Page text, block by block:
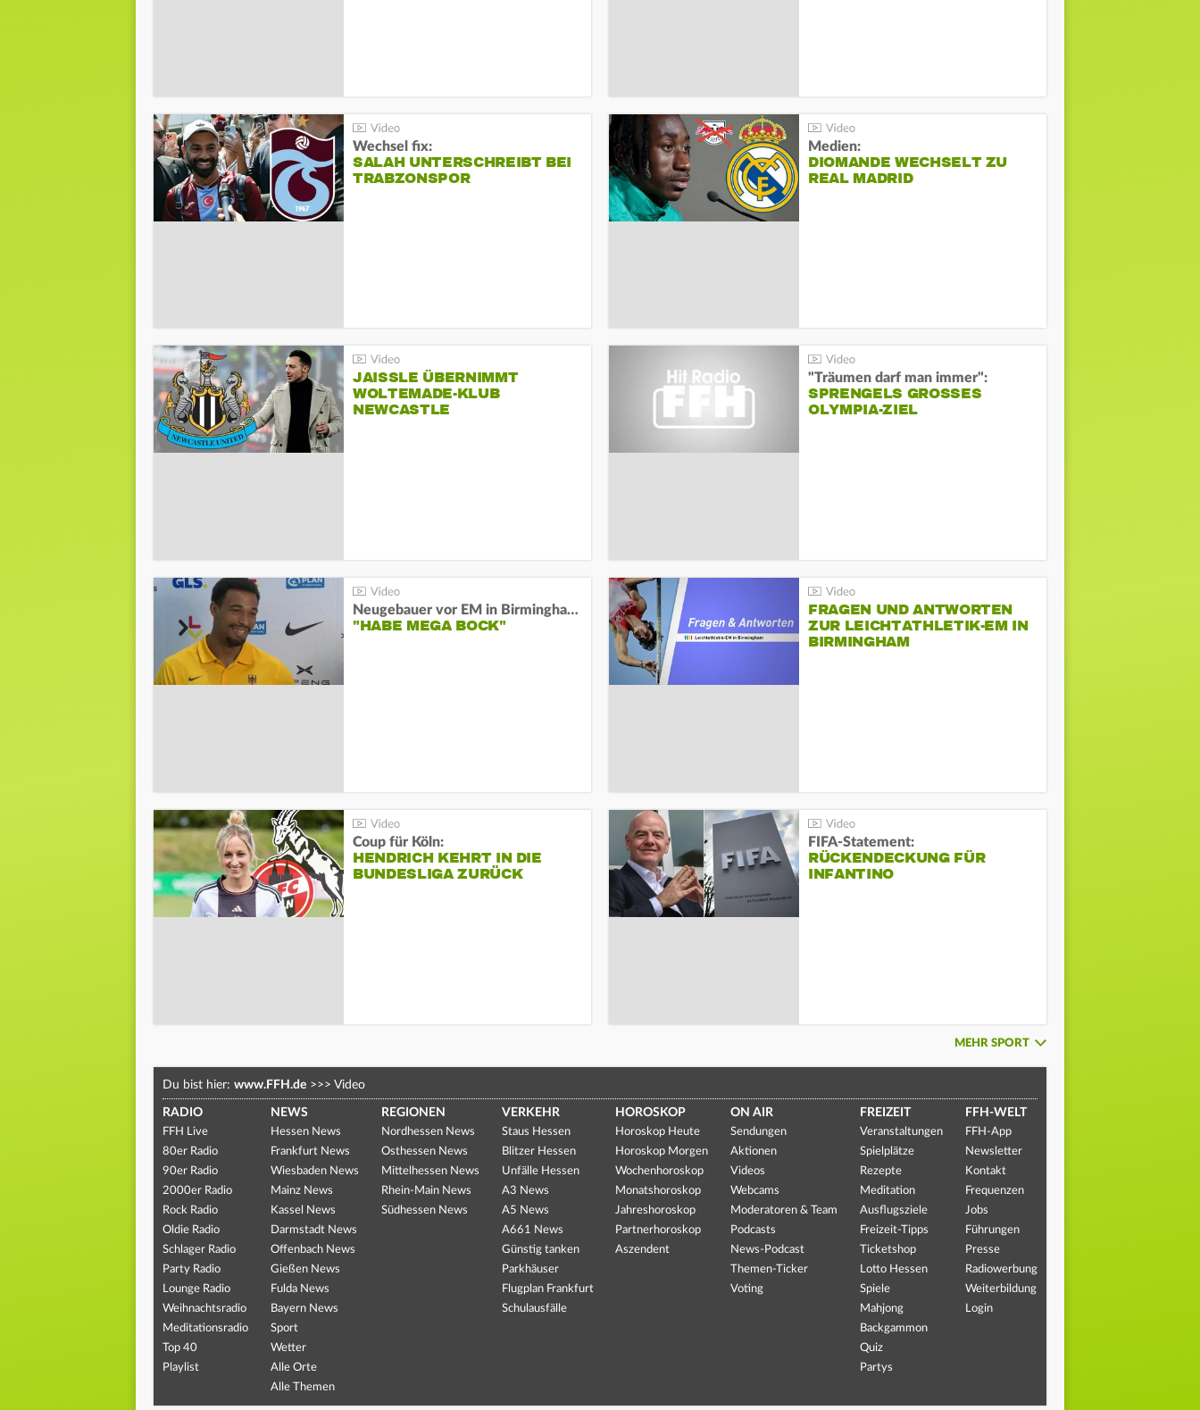
Wechsel fix:
SALAH UNTERSCHREIBT BEI
TRABZONSPOR
Medien:
DIOMANDE WECHSELT ZU
REAL MADRID
JAISSLE ÜBERNIMMT
WOLTEMADE-KLUB
NEWCASTLE
"Träumen darf man immer":
SPRENGELS GROSSES O
LYMPIA-ZIEL
Neugebauer vor EM in Birmingham:
"HABE MEGA BOCK"
FRAGEN UND ANTWORTEN
ZUR LEICHTATHLETIK-EM IN
BIRMINGHAM
Coup für Köln:
HENDRICH KEHRT IN DIE
BUNDESLIGA ZURÜCK
FIFA-Statement:
RÜCKENDECKUNG FÜR
INFANTINO
MEHR SPORT
Du bist hier: www.FFH.de >>> Video
RADIO
FFH Live
80er Radio
90er Radio
2000er Radio
Rock Radio
Oldie Radio
Schlager Radio
Party Radio
Lounge Radio
Weihnachtsradio
Meditationsradio
Top 40
Playlist
NEWS
Hessen News
Frankfurt News
Wiesbaden News
Mainz News
Kassel News
Darmstadt News
Offenbach News
Gießen News
Fulda News
Bayern News
Sport
Wetter
Alle Orte
Alle Themen
REGIONEN
Nordhessen News
Osthessen News
Mittelhessen News
Rhein-Main News
Südhessen News
VERKEHR
Staus Hessen
Blitzer Hessen
Unfälle Hessen
A3 News
A5 News
A661 News
Günstig tanken
Parkhäuser
Flugplan Frankfurt
Schulausfälle
HOROSKOP
Horoskop Heute
Horoskop Morgen
Wochenhoroskop
Monatshoroskop
Jahreshoroskop
Partnerhoroskop
Aszendent
ON AIR
Sendungen
Aktionen
Videos
Webcams
Moderatoren & Team
Podcasts
News-Podcast
Themen-Ticker
Voting
FREIZEIT
Veranstaltungen
Spielplätze
Rezepte
Meditation
Ausflugsziele
Freizeit-Tipps
Ticketshop
Lotto Hessen
Spiele
Mahjong
Backgammon
Quiz
Partys
FFH-WELT
FFH-App
Newsletter
Kontakt
Frequenzen
Jobs
Führungen
Presse
Radiowerbung
Weiterbildung
Login